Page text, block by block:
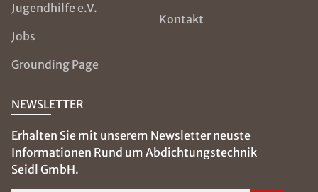
Jugendhilfe e.V.
Jobs
Grounding Page
Kontakt
NEWSLETTER
Erhalten Sie mit unserem Newsletter neuste
Informationen Rund um Abdichtungstechnik
Seidl GmbH.